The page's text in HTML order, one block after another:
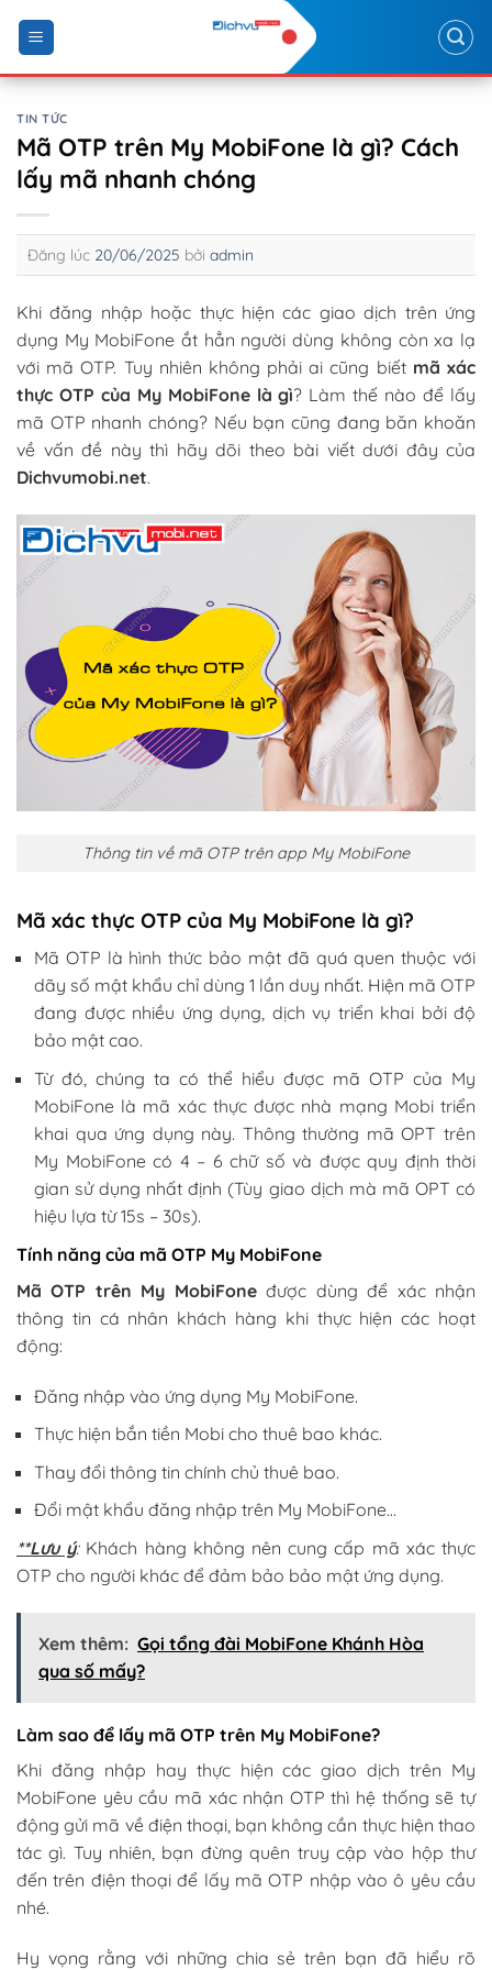
content
TIN TỨC
Mã OTP trên My MobiFone là gì? Cách
lấy mã nhanh chóng
Đăng lúc 20/06/2025 bởi admin
Khi đăng nhập hoặc thực hiện các giao dịch trên ứng
dụng My MobiFone ắt hẳn người dùng không còn xa lạ
với mã OTP. Tuy nhiên không phải ai cũng biết mã xác
thực OTP của My MobiFone là gì? Làm thế nào để lấy
mã OTP nhanh chóng? Nếu bạn cũng đang băn khoăn
về vấn đề này thì hãy dõi theo bài viết dưới đây của
Dichvumobi.net.
Thông tin về mã OTP trên app My MobiFone
Mã xác thực OTP của My MobiFone là gì?
Mã OTP là hình thức bảo mật đã quá quen thuộc với
dãy số mật khẩu chỉ dùng 1 lần duy nhất. Hiện mã OTP
đang được nhiều ứng dụng, dịch vụ triển khai bởi độ
bảo mật cao.
Từ đó, chúng ta có thể hiểu được mã OTP của My
MobiFone là mã xác thực được nhà mạng Mobi triển
khai qua ứng dụng này. Thông thường mã OPT trên
My MobiFone có 4 – 6 chữ số và được quy định thời
gian sử dụng nhất định (Tùy giao dịch mà mã OPT có
hiệu lựa từ 15s – 30s).
Tính năng của mã OTP My MobiFone
Mã OTP trên My MobiFoneđược dùng để xác nhận
thông tin cá nhân khách hàng khi thực hiện các hoạt
động:
Đăng nhập vào ứng dụng My MobiFone.
Thực hiện bắn tiền Mobi cho thuê bao khác.
Thay đổi thông tin chính chủ thuê bao.
Đổi mật khẩu đăng nhập trên My MobiFone…
**Lưu ý:Khách hàng không nên cung cấp mã xác thực
OTP cho người khác để đảm bảo bảo mật ứng dụng.
Xem thêm: Gọi tổng đài MobiFone Khánh Hòa
qua số mấy?
Làm sao để lấy mã OTP trên My MobiFone?
Khi đăng nhập hay thực hiện các giao dịch trên My
MobiFone yêu cầu mã xác nhận OTP thì hệ thống sẽ tự
động gửi mã về điện thoại, bạn không cần thực hiện thao
tác gì. Tuy nhiên, bạn đừng quên truy cập vào hộp thư
đến trên điện thoại để lấy mã OTP nhập vào ô yêu cầu
nhé.
Hy vọng rằng với những chia sẻ trên bạn đã hiểu rõ